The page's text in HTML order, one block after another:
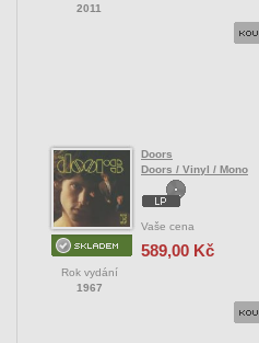
2011
Rok vydání
1967
Doors
Doors / Vinyl / Mono
Vaše cena
589,00 Kč